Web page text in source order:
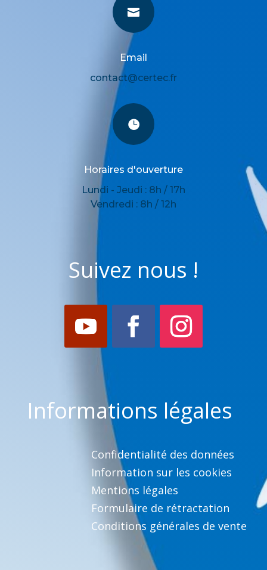

Email
contact@certec.fr

Horaires d'ouverture
Lundi - Jeudi : 8h / 17h
Vendredi : 8h / 12h
Suivez nous !
Informations légales
Confidentialité des données
Information sur les cookies
Mentions légales
Formulaire de rétractation
Conditions générales de vente